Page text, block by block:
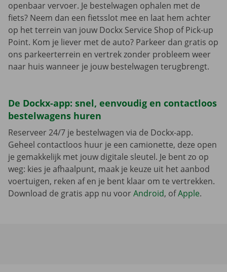
openbaar vervoer. Je bestelwagen ophalen met de
fiets? Neem dan een fietsslot mee en laat hem achter
op het terrein van jouw Dockx Service Shop of Pick-up
Point. Kom je liever met de auto? Parkeer dan gratis op
ons parkeerterrein en vertrek zonder probleem weer
naar huis wanneer je jouw bestelwagen terugbrengt.
De Dockx-app: snel, eenvoudig en contactloos
bestelwagens huren
Reserveer 24/7 je bestelwagen via de Dockx-app.
Geheel contactloos huur je een camionette, deze open
je gemakkelijk met jouw digitale sleutel. Je bent zo op
weg: kies je afhaalpunt, maak je keuze uit het aanbod
voertuigen, reken af en je bent klaar om te vertrekken.
Download de gratis app nu voorAndroid, ofApple.